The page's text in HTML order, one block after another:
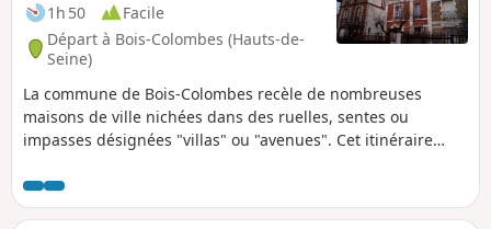
1h 50
Facile
Départ à Bois-Colombes (Hauts-de-
Seine)
La commune de Bois-Colombes recèle de nombreuses
maisons de ville nichées dans des ruelles, sentes ou
impasses désignées "villas" ou "avenues". Cet itinéraire
découverte des charmes d'un habitat spacieux et à
l'architecture diversifiée.